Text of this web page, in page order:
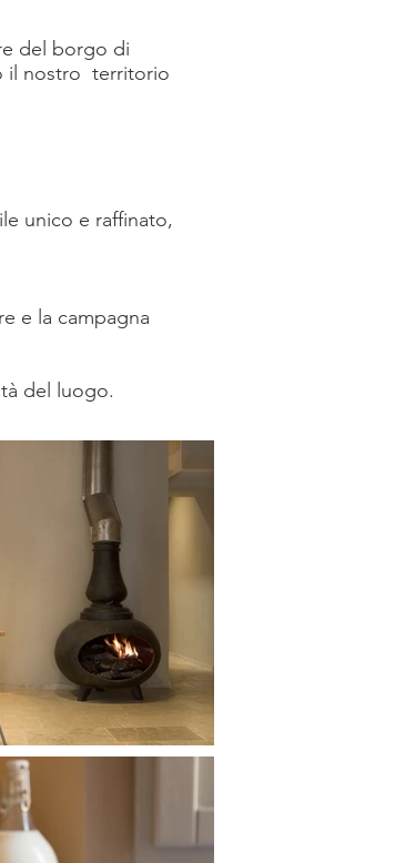
del borgo di
il nostro territorio
unico e raffinato,
e la campagna
del luogo.